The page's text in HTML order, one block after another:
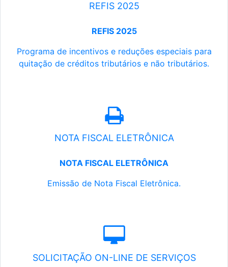
REFIS 2025
REFIS 2025
Programa de incentivos e reduções especiais para
quitação de créditos tributários e não tributários.
NOTA FISCAL ELETRÔNICA
NOTA FISCAL ELETRÔNICA
Emissão de Nota Fiscal Eletrônica.
SOLICITAÇÃO ON-LINE DE SERVIÇOS